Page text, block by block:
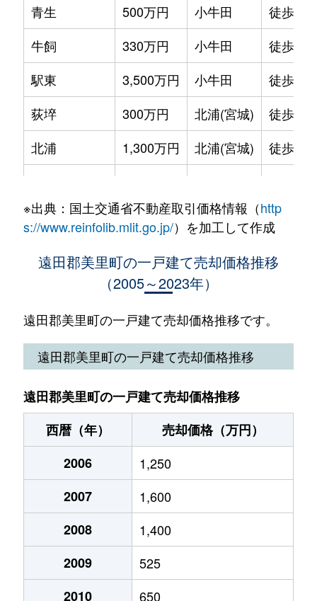
青生
500万円 小牛田
徒歩15
牛飼
330万円 小牛田
徒歩23
駅東
3,500万円 小牛田
徒歩7分
荻埣
300万円 北浦(宮城)
徒歩45
北浦
1,300万円 北浦(宮城)
徒歩14
二郷
200万円 鹿島台
徒歩45
1,200万円 小牛田
（大字なし）
2,000万円 小牛田
（大字なし）
1,400万円 小牛田
（大字なし）
1,200万円 小牛田
徒歩15
（大字なし）
1,400万円 小牛田
徒歩11
※出典：国土交通省不動産取引価格情報（http
s://www.reinfolib.mlit.go.jp/）を加工して作成
遠田郡美里町の一戸建て売却価格推移
（2005～2023年）
遠田郡美里町の一戸建て売却価格推移です。
遠田郡美里町の一戸建て売却価格推移
遠田郡美里町の一戸建て売却価格推移
西暦（年）
売却価格（万円）
2006
1,250
2007
1,600
2008
1,400
2009
525
2010
650